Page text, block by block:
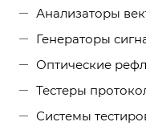
Анализаторы
Генераторы
Оптические
Тестеры
Системы